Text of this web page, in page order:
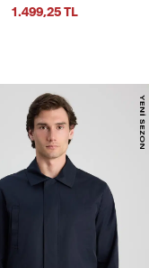
1.499,25 TL